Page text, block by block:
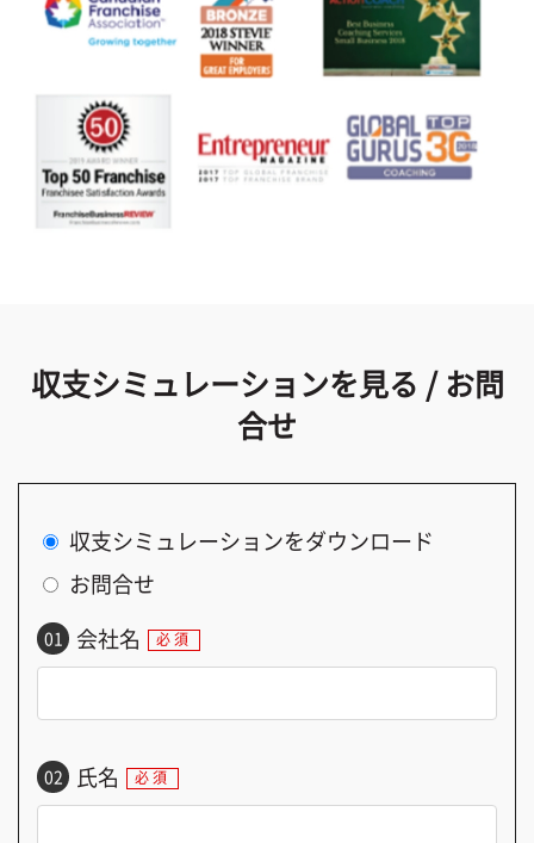
収支シミュレーションを見る / お問
合せ
収支シミュレーションをダウンロード
お問合せ
01 会社名 必須
02 氏名 必須